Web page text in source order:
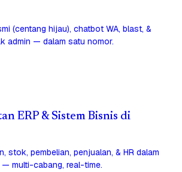
(centang hijau), chatbot WA, blast, &
admin — dalam satu nomor.
ERP & Sistem Bisnis di
stok, pembelian, penjualan, & HR dalam
multi-cabang, real-time.